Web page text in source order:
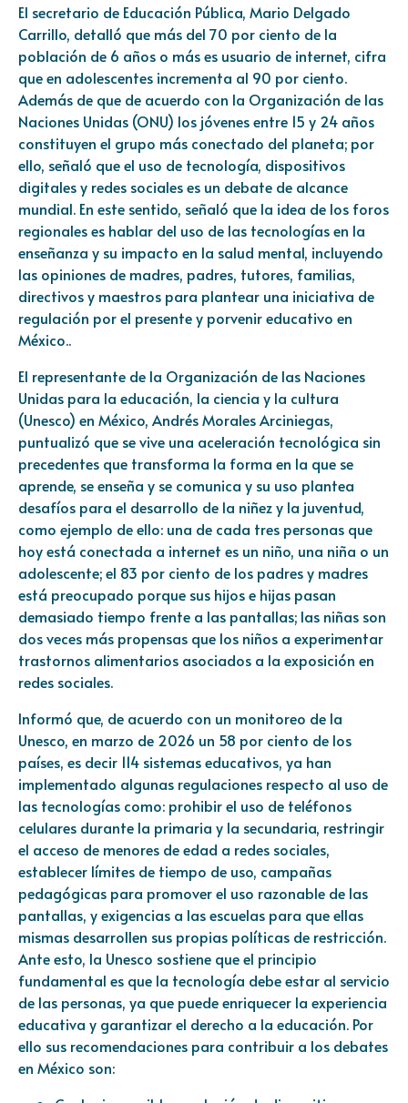
El secretario de Educación Pública, Mario Delgado
Carrillo, detalló que más del 70 por ciento de la
población de 6 años o más es usuario de internet, cifra
que en adolescentes incrementa al 90 por ciento.
Además de que de acuerdo con la Organización de las
Naciones Unidas (ONU) los jóvenes entre 15 y 24 años
constituyen el grupo más conectado del planeta; por
ello, señaló que el uso de tecnología, dispositivos
digitales y redes sociales es un debate de alcance
mundial. En este sentido, señaló que la idea de los foros
regionales es hablar del uso de las tecnologías en la
enseñanza y su impacto en la salud mental, incluyendo
las opiniones de madres, padres, tutores, familias,
directivos y maestros para plantear una iniciativa de
regulación por el presente y porvenir educativo en
México..
El representante de la Organización de las Naciones
Unidas para la educación, la ciencia y la cultura
(Unesco) en México, Andrés Morales Arciniegas,
puntualizó que se vive una aceleración tecnológica sin
precedentes que transforma la forma en la que se
aprende, se enseña y se comunica y su uso plantea
desafíos para el desarrollo de la niñez y la juventud,
como ejemplo de ello: una de cada tres personas que
hoy está conectada a internet es un niño, una niña o un
adolescente; el 83 por ciento de los padres y madres
está preocupado porque sus hijos e hijas pasan
demasiado tiempo frente a las pantallas; las niñas son
dos veces más propensas que los niños a experimentar
trastornos alimentarios asociados a la exposición en
redes sociales.
Informó que, de acuerdo con un monitoreo de la
Unesco, en marzo de 2026 un 58 por ciento de los
países, es decir 114 sistemas educativos, ya han
implementado algunas regulaciones respecto al uso de
las tecnologías como: prohibir el uso de teléfonos
celulares durante la primaria y la secundaria, restringir
el acceso de menores de edad a redes sociales,
establecer límites de tiempo de uso, campañas
pedagógicas para promover el uso razonable de las
pantallas, y exigencias a las escuelas para que ellas
mismas desarrollen sus propias políticas de restricción.
Ante esto, la Unesco sostiene que el principio
fundamental es que la tecnología debe estar al servicio
de las personas, ya que puede enriquecer la experiencia
educativa y garantizar el derecho a la educación. Por
ello sus recomendaciones para contribuir a los debates
en México son: